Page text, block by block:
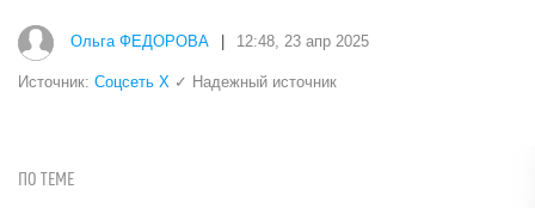
Ольга ФЕДОРОВА 12:48, 23 апр 2025
Источник: Соцсеть Х ✓ Надежный источник
ПО ТЕМЕ